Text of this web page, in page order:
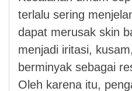
terlalu sering
dapat merusak skin
menjadi iritasi,
berminyak sebagai
Oleh karena itu,